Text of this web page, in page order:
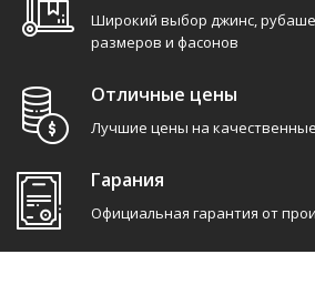
Широкий выбор джинс,
размеров и фасонов
Отличные цены
Лучшие цены на
Гарания
Официальная гарантия от